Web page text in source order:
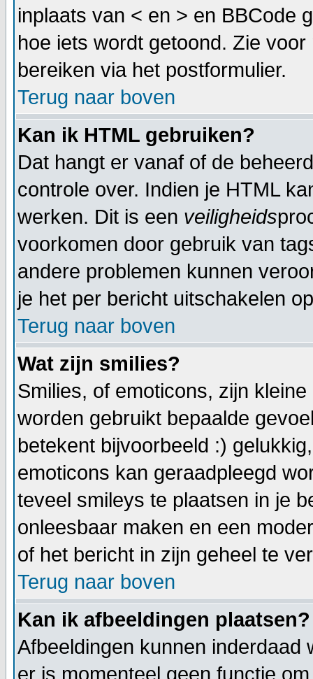
inplaats van < en > en BBCode
hoe iets wordt getoond. Zie
bereiken via het postformulier.
Terug naar boven
Kan ik HTML gebruiken?
Dat hangt er vanaf of de
controle over. Indien je HTML
werken. Dit is een veiligheids
voorkomen door gebruik van
andere problemen kunnen
je het per bericht uitschakelen
Terug naar boven
Wat zijn smilies?
Smilies, of emoticons, zijn
worden gebruikt bepaalde
betekent bijvoorbeeld :)
emoticons kan geraadpleegd
teveel smileys te plaatsen in je
onleesbaar maken en een
of het bericht in zijn geheel te
Terug naar boven
Kan ik afbeeldingen plaatsen?
Afbeeldingen kunnen inderdaad
er is momenteel geen functie